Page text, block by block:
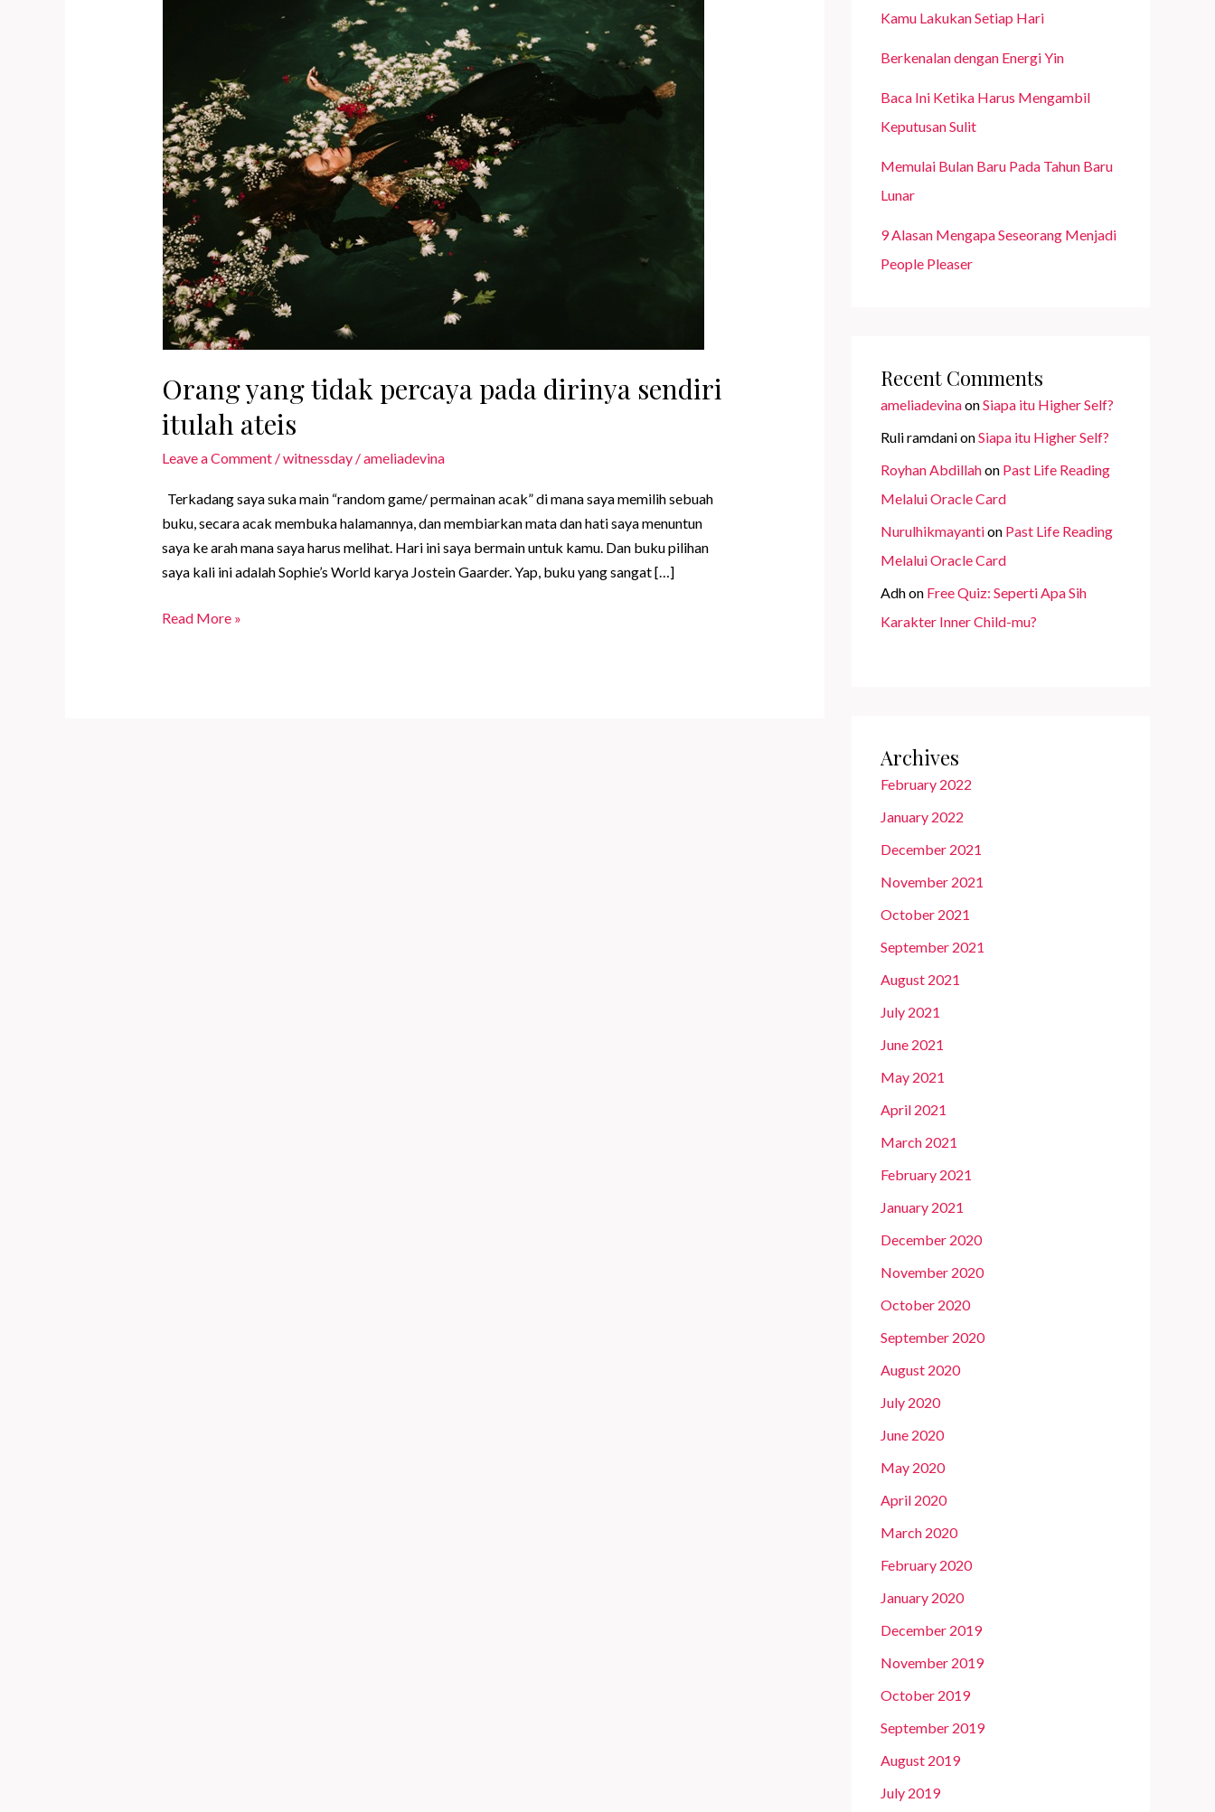
Orang yang tidak percaya pada dirinya sendiri
itulah ateis
Leave a Comment /witnessday/ameliadevina
Terkadang saya suka main “random game/ permainan acak” di mana saya memilih sebuah
buku, secara acak membuka halamannya, dan membiarkan mata dan hati saya menuntun
saya ke arah mana saya harus melihat. Hari ini saya bermain untuk kamu. Dan buku pilihan
saya kali ini adalah Sophie’s World karya Jostein Gaarder. Yap, buku yang sangat […]
Orang
Read More »
Kamu Lakukan Setiap Hari
Berkenalan dengan Energi Yin
Baca Ini Ketika Harus Mengambil
Keputusan Sulit
Memulai Bulan Baru Pada Tahun Baru
Lunar
9 Alasan Mengapa Seseorang Menjadi
People Pleaser
Recent Comments
ameliadevinaonSiapa itu Higher Self?
Ruli ramdanionSiapa itu Higher Self?
Royhan Abdillahon Past Life Reading
Melalui Oracle Card
Nurulhikmayantion Past Life Reading
Melalui Oracle Card
Adhon Free Quiz: Seperti Apa Sih
Karakter Inner Child-mu?
Archives
February 2022
January 2022
December 2021
November 2021
October 2021
September 2021
August 2021
July 2021
June 2021
May 2021
April 2021
March 2021
February 2021
January 2021
December 2020
November 2020
October 2020
September 2020
August 2020
July 2020
June 2020
May 2020
April 2020
March 2020
February 2020
January 2020
December 2019
November 2019
October 2019
September 2019
August 2019
July 2019